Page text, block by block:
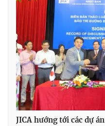
® Cấm sao chép dưới mọi
thuận bằng văn bản. Ghi rõ
thông tin từ website này.
JICA hướng tới các dự